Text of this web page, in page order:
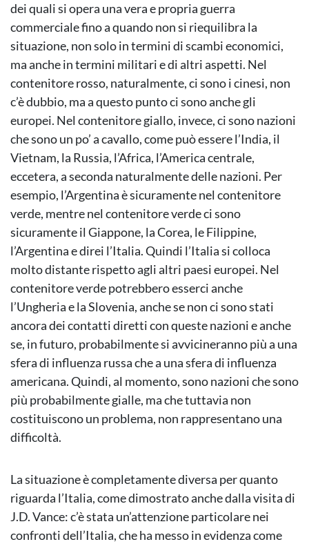
dei quali si opera una vera e propria guerra
commerciale fino a quando non si riequilibra la
situazione, non solo in termini di scambi economici,
ma anche in termini militari e di altri aspetti. Nel
contenitore rosso, naturalmente, ci sono i cinesi, non
c’è dubbio, ma a questo punto ci sono anche gli
europei. Nel contenitore giallo, invece, ci sono nazioni
che sono un po’ a cavallo, come può essere l’India, il
Vietnam, la Russia, l’Africa, l’America centrale,
eccetera, a seconda naturalmente delle nazioni. Per
esempio, l’Argentina è sicuramente nel contenitore
verde, mentre nel contenitore verde ci sono
sicuramente il Giappone, la Corea, le Filippine,
l’Argentina e direi l’Italia. Quindi l’Italia si colloca
molto distante rispetto agli altri paesi europei. Nel
contenitore verde potrebbero esserci anche
l’Ungheria e la Slovenia, anche se non ci sono stati
ancora dei contatti diretti con queste nazioni e anche
se, in futuro, probabilmente si avvicineranno più a una
sfera di influenza russa che a una sfera di influenza
americana. Quindi, al momento, sono nazioni che sono
più probabilmente gialle, ma che tuttavia non
costituiscono un problema, non rappresentano una
difficoltà.
La situazione è completamente diversa per quanto
riguarda l’Italia, come dimostrato anche dalla visita di
J.D. Vance: c’è stata un’attenzione particolare nei
confronti dell’Italia, che ha messo in evidenza come